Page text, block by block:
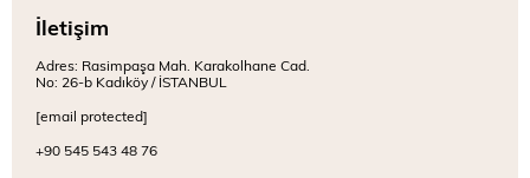
İletişim
Adres: Rasimpaşa Mah. Karakolhane Cad.
No: 26-b Kadıköy / İSTANBUL
[email protected]
+90 545 543 48 76